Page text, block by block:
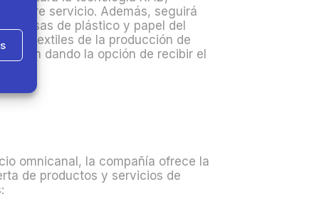
libre servicio. Además, seguirá
bolsas de plástico y papel del
textiles de la producción de
dando la opción de recibir el
omnicanal, la compañía ofrece la
de productos y servicios de